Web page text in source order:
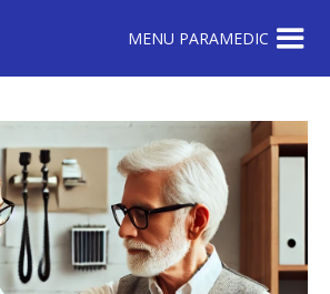
MENU PARAMEDIC